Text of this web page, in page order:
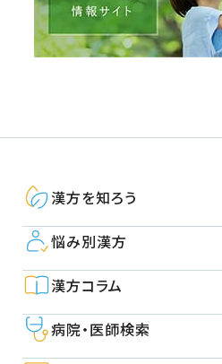
漢方を知ろう
悩み別漢方
漢方コラム
病院・医師検索